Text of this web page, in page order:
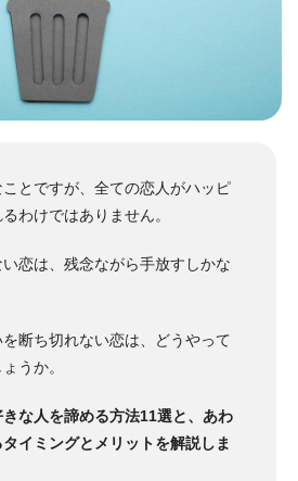
とですが、全ての恋人がハッピ
わけではありません。
恋は、残念ながら手放すしかな
断ち切れない恋は、どうやって
うか。
きな人を諦める方法11選と、あわ
イミングとメリットを解説しま